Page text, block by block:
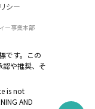
シー
ー事業本部
です。この
認や推奨、そ
is not
AND